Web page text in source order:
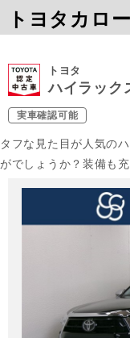
トヨタカロ
トヨタ
ハイラック
実車確認可能
タフな見た目が人気の
がでしょうか？装備も